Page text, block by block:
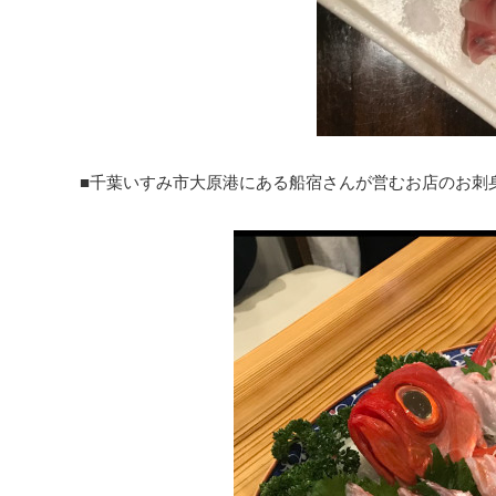
■千葉いすみ市大原港にある船宿さんが営むお店のお刺